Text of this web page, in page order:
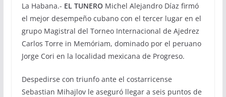
La Habana.- EL TUNERO Michel Alejandro Díaz firmó
el mejor desempeño cubano con el tercer lugar en el
grupo Magistral del Torneo Internacional de Ajedrez
Carlos Torre in Memóriam, dominado por el peruano
Jorge Cori en la localidad mexicana de Progreso.
Despedirse con triunfo ante el costarricense
Sebastian Mihajlov le aseguró llegar a seis puntos de